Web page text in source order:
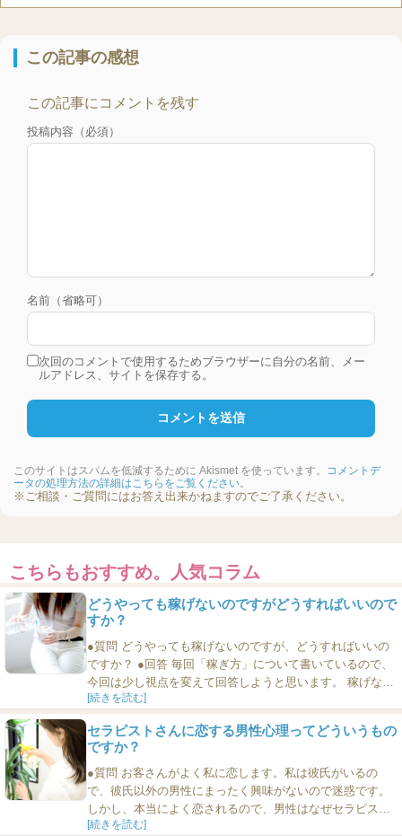
この記事の感想
この記事にコメントを残す
投稿内容（必須）
名前（省略可）
次回のコメントで使用するためブラウザーに自分の名前、メー
ルアドレス、サイトを保存する。
このサイトはスパムを低減するために Akismet を使っています。 コメントデ
ータの処理方法の詳細はこちらをご覧ください。
※ご相談・ご質問にはお答え出来かねますのでご了承ください。
こちらもおすすめ。人気コラム
どうやっても稼げないのですがどうすればいいので
すか？
●質問 どうやっても稼げないのですが、どうすればいいの
ですか？ ●回答 毎回「稼ぎ方」について書いているので、
今回は少し視点を変えて回答しようと思います。 稼げない
のはストッパーがかかっているからだ、というのが今回の
しはお金をたくさん稼いではいけない人なのだ」という、
本人にも気づかない思い込みを持っている人です。すなわ
ち「...
[続きを読む]
セラピストさんに恋する男性心理ってどういうもの
ですか？
●質問 お客さんがよく私に恋します。私は彼氏がいるの
で、彼氏以外の男性にまったく興味がないので迷惑です。
しかし、本当によく恋されるので、男性はなぜセラピスト
に恋するのか、教えてください。 ●回答 健全メンズエステ
[続きを読む]